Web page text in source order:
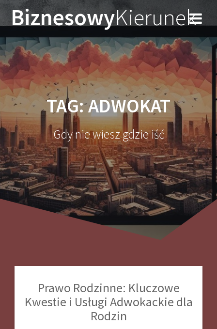
Przejdź
do
treści
BiznesowyKierunek
TAG:ADWOKAT
Gdy nie wiesz gdzie iść
Prawo Rodzinne: Kluczowe
Kwestie i Usługi Adwokackie dla
Rodzin